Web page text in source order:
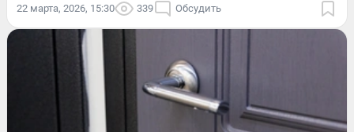
22 марта, 2026, 15:30 339 Обсудить